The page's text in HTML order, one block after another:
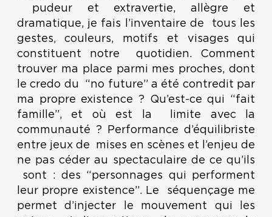
pudeur et extravertie, allègre et
dramatique, je fais l’inventaire de tous les
gestes, couleurs, motifs et visages qui
constituent notre quotidien. Comment
trouver ma place parmi mes proches, dont
le credo du “no future” a été contredit par
ma propre existence ? Qu’est-ce qui “fait
famille”, et où est la limite avec la
communauté ? Performance d’équilibriste
entre jeux de mises en scènes et l’enjeu de
ne pas céder au spectaculaire de ce qu’ils
sont : des “personnages qui performent
leur propre existence”. Le séquençage me
permet d’injecter le mouvement qui les